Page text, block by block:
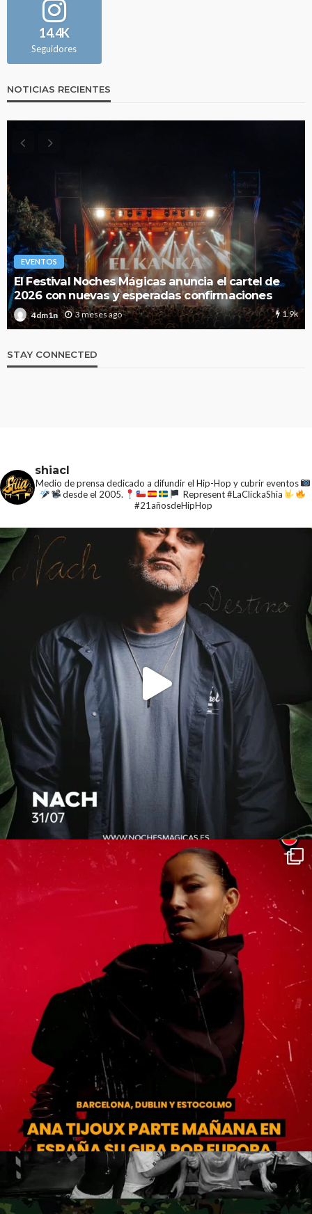
14.4K
Seguidores
NOTICIAS RECIENTES
EVENTOS
Todo lo que debes saber sobre la nueva
temporada 2026 de Red Bull Dance Your Style
4dm1n 3 meses ago 361
STAY CONNECTED
shiacl
Medio de prensa dedicado a difundir el Hip-Hop y cubrir eventos
desde el 2005.
Represent #LaClickaShia
#21añosdeHipHop